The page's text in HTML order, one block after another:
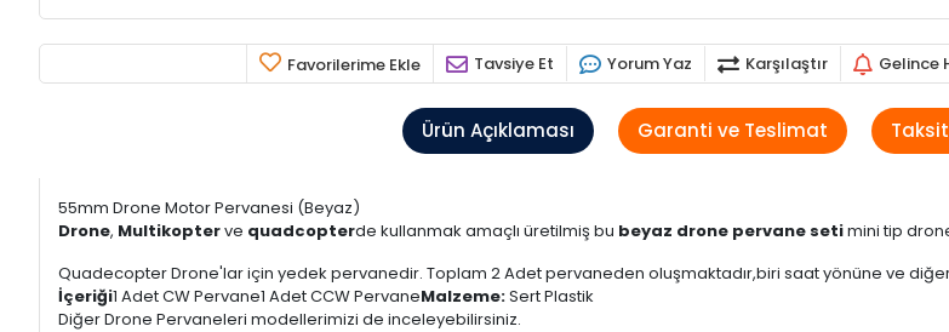
Favorilerime Ekle Tavsiye Et Yorum Yaz Karşılaştır Gelince
Ürün Açıklaması Garanti ve Teslimat
55mm Drone Motor Pervanesi (Beyaz)
Drone, Multikopterve quadcopterde kullanmak amaçlı üretilmiş bu beyaz drone pervane setimini tip
Quadecopter Drone'lar için yedek pervanedir. Toplam 2 Adet pervaneden oluşmaktadır,biri saat yönüne ve diğer
İçeriği1 Adet CW Pervane1 Adet CCW PervaneMalzeme:Sert Plastik
Diğer Drone Pervaneleri modellerimizi de inceleyebilirsiniz.